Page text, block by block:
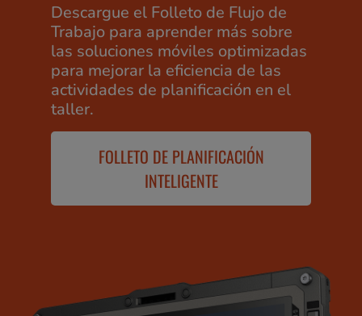
Descargue el Folleto de Flujo de
Trabajo para aprender más sobre
las soluciones móviles optimizadas
para mejorar la eficiencia de las
actividades de planificación en el
taller.
FOLLETO DE PLANIFICACIÓN
INTELIGENTE